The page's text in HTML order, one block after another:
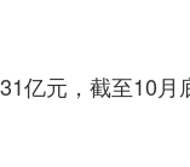
亿元，截至10